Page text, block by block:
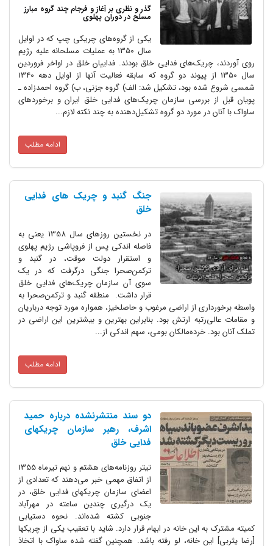
گذر و نظری بر آغاز و فرجام چند گروه مبارز
مسلح در دوران پهلوی
یکی از گروه‌های چریکی چپ که در اوایل
سال 1350 به عملیات مسلحانه علیه رژیم
روی آوردند، چریک‌های فدایی خلق بودند. فداییان خلق در اواخر فروردین
سال 1350 از پیوند دو گروه که سابقه فعالیت آنها از اوایل دهه 1340
شمسی شروع شده بود، تشکیل شد: الف) گروه جزنی، ب) گروه احمدزاده ـ
پویان قبل از بررسی سازمان چریک‌های فدایی خلق ایران و برخوردهای
ساواک با آنان در مورد دو گروه تشکیل‌دهنده به چند نکته لازم...
ادامه مطلب
جنگ گنبد و چریک های فدایی
خلق
در نخستین روزهای سال 1358 یعنی به
فاصله اندکی پس از فروپاشی رژیم پهلوی
و استقرار دولت موقت، در گنبد و
ترکمن‌صحرا جنگی درگرفت که در یک
سوی آن سازمان چریک‌های فدایی خلق
قرار داشت. منطقه گنبد و ترکمن‌صحرا به
واسطه برخورداری از اراضی مرغوب و حاصلخیز، همواره مورد توجه درباریان
و مقامات عالی‌رتبه ارتش بود. بنابراین بهترین و بیشترین این اراضی در
تملک آنان بود. خرده‌مالکان بومی، سهم اندکی از...
ادامه مطلب
دو سند منتشرنشده درباره حمید
اشرف، رهبر سازمان چریکهای
فدایی خلق
تیتر روزنامه‌های هشتم و نهم تیرماه 1355
از اتفاق مهمی خبر می‌دهند که تعدادی از
اعضای سازمان چریکهای فدایی خلق، در
یک درگیری چندین ساعته در مهرآباد
جنوبی کشته شده‌اند. نحوه دستیابی
کمیته مشترک به این خانه در ابهام قرار دارد. شاید با تعقیب یکی از چریکها
[رضا یثربی] این خانه، لو رفته باشد. همچنین گفته شده ساواک با اتخاذ